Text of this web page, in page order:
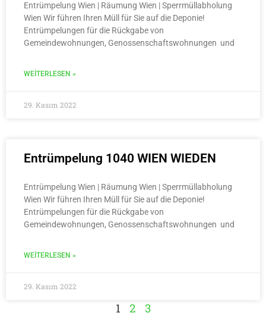
Entrümpelung Wien | Räumung Wien | Sperrmüllabholung
Wien Wir führen Ihren Müll für Sie auf die Deponie!
Entrümpelungen für die Rückgabe von
Gemeindewohnungen, Genossenschaftswohnungen und
WEITERLESEN »
29. Kasım 2022
Entrümpelung 1040 WIEN WIEDEN
Entrümpelung Wien | Räumung Wien | Sperrmüllabholung
Wien Wir führen Ihren Müll für Sie auf die Deponie!
Entrümpelungen für die Rückgabe von
Gemeindewohnungen, Genossenschaftswohnungen und
WEITERLESEN »
29. Kasım 2022
1 2 3